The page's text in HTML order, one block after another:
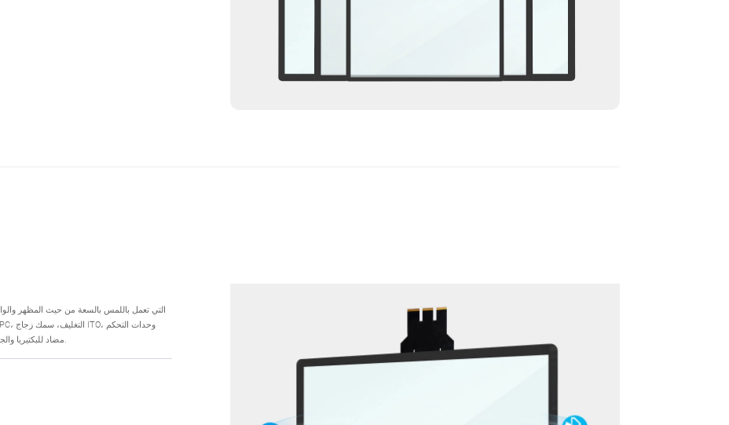
والواجهات، المعالجة السطحية: AG، AR، AF، مضاد للبكتيريا والجراثيم وما إلى ذلك.